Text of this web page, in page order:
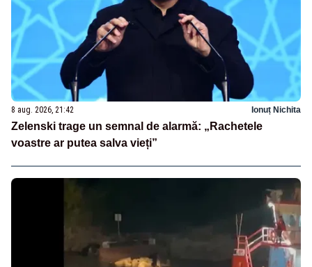
8 aug. 2026, 21:42 Ionuț Nichita
Zelenski trage un semnal de alarmă: „Rachetele
voastre ar putea salva vieți”